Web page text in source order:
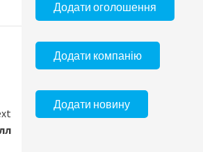
Додати оголошення
Додати компанію
Додати новину